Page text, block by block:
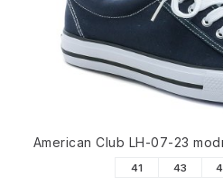
American Club LH-07-23
41 43